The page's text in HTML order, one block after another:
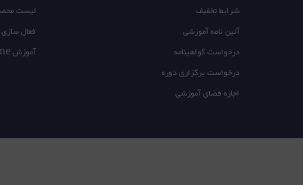
شرایط تخفیف
آئین نامه آموزشی
درخواست گواهینامه
درخواست برگزاری دوره
اجاره فضای آموزشی
لیست
فعال
آموزش takeone